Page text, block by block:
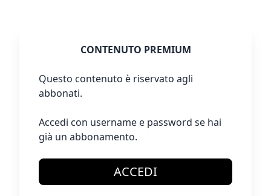
CONTENUTO PREMIUM
Questo contenuto è riservato agli
abbonati.
Accedi con username e password se hai
già un abbonamento.
ACCEDI